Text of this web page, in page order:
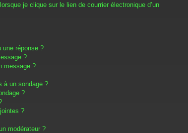
je clique sur le lien de courrier électronique d’un
une réponse ?
?
message ?
à un sondage ?
?
?
modérateur ?